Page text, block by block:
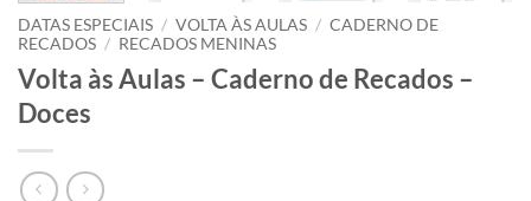
DATAS ESPECIAIS / VOLTA ÀS AULAS / CADERNO DE
RECADOS / RECADOS MENINAS
Volta às Aulas – Caderno de Recados –
Doces